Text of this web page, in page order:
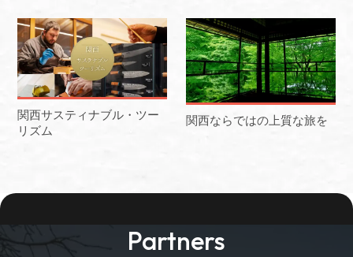
関西サスティナブル・ツー
リズム
関西ならではの上質な旅を
Partners